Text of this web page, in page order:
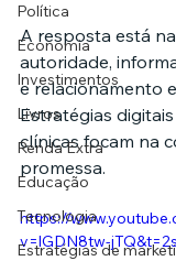
Política
Economia
Investimentos
Livros
Renda Extra
Educação
Tecnologia
Estratégias de
A resposta está
autoridade,
e relacionamento
Estratégias
clínicas focam na
promessa.
https://
v=lGDN8tw-jTQ&t=2s